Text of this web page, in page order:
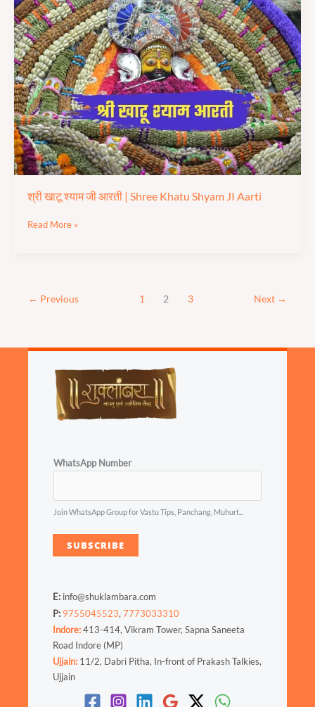
श्री खाटू श्याम जी आरती | Shree Khatu Shyam JI Aarti
खाटू
श्याम
जी
आरती
|
Shree
Khatu
Shyam
JI
Aarti
Read More »
← Previous 1 2 3 Next →
WhatsApp Number
Join WhatsApp Group for Vastu Tips, Panchang, Muhurt...
SUBSCRIBE
E: info@shuklambara.com
P: 9755045523, 7773033310
Indore:413-414, Vikram Tower, Sapna Saneeta
Road Indore (MP)
Ujjain: 11/2, Dabri Pitha, In-front of Prakash Talkies,
Ujjain